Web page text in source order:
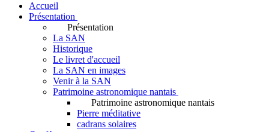
Accueil
Présentation
Présentation
La SAN
Historique
Le livret d'accueil
La SAN en images
Venir à la SAN
Patrimoine astronomique nantais
Patrimoine astronomique nantais
Pierre méditative
cadrans solaires